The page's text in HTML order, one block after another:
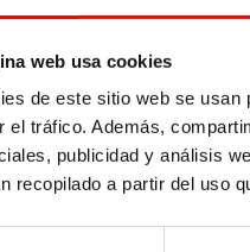
web usa cookies
de este sitio web se
el tráfico. Además,
publicidad y análisis
recopilado a partir del uso
del riesgo de
que el bastidor esté